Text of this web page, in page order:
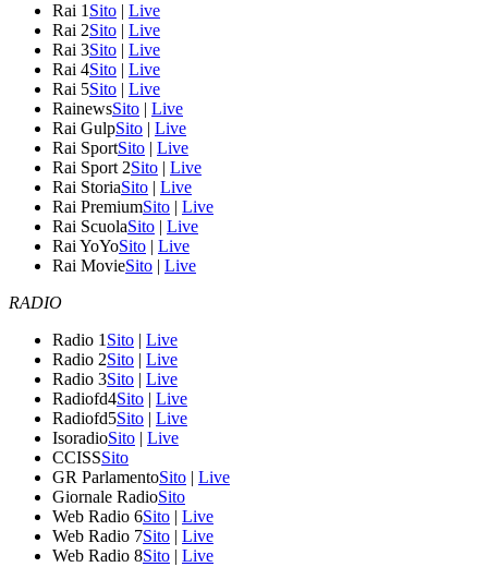
Rai 1 Sito | Live
Rai 2Sito | Live
Rai 3Sito | Live
Rai 4Sito | Live
Rai 5Sito | Live
RainewsSito | Live
Rai GulpSito | Live
Rai SportSito | Live
Rai Sport 2Sito | Live
Rai StoriaSito | Live
Rai PremiumSito | Live
Rai ScuolaSito | Live
Rai YoYoSito | Live
Rai MovieSito | Live
RADIO
Radio 1 Sito | Live
Radio 2Sito | Live
Radio 3Sito | Live
Radiofd4Sito | Live
Radiofd5Sito | Live
IsoradioSito | Live
CCISSSito
GR ParlamentoSito | Live
Giornale RadioSito
Web Radio 6Sito | Live
Web Radio 7Sito | Live
Web Radio 8Sito | Live